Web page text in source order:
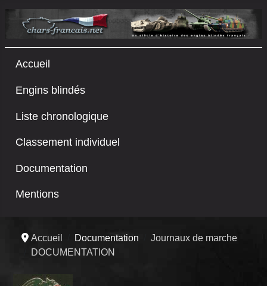
Accueil
Engins blindés
Liste chronologique
Classement individuel
Documentation
Mentions
Accueil Documentation
Journaux de marche
DOCUMENTATION